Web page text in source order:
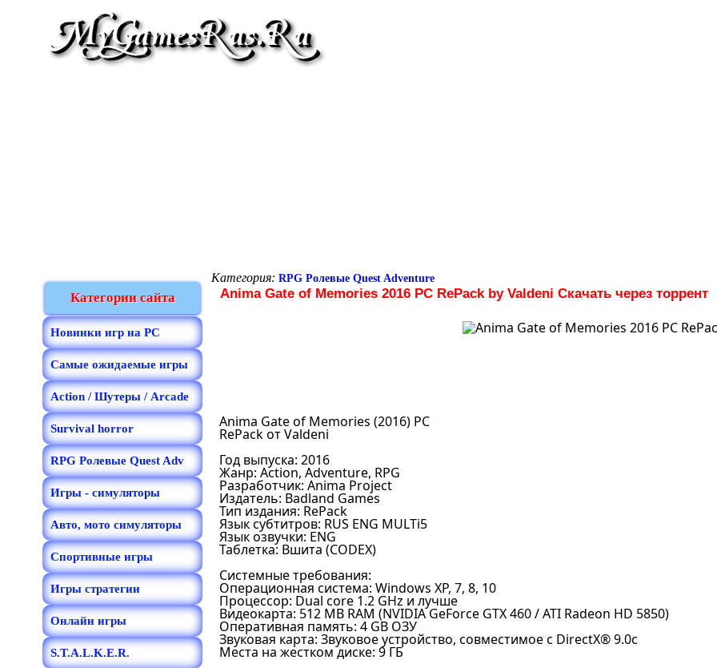
Категории сайта
Новинки игр на PC
Самые ожидаемые игры
Action / Шутеры / Arcade
Survival horror
RPG Ролевые Quest Adv
Игры - симуляторы
Авто, мото симуляторы
Спортивные игры
Игры стратегии
Онлайн игры
S.T.A.L.K.E.R.
Категория: RPG Ролевые Quest Adventure
Anima Gate of Memories 2016 PC RePack by Valdeni Скачать через торрент
Anima Gate of Memories (2016) PC
RePack от Valdeni
Год выпуска: 2016
Жанр: Action, Adventure, RPG
Разработчик: Anima Project
Издатель: Badland Games
Тип издания: RePack
Язык субтитров: RUS ENG MULTi5
Язык озвучки: ENG
Таблетка: Вшита (CODEX)
Системные требования:
Операционная система: Windows XP, 7, 8, 10
Процессор: Dual core 1.2 GHz и лучше
Видеокарта: 512 MB RAM (NVIDIA GeForce GTX 460 / ATI Radeon HD 5850)
Оперативная память: 4 GB ОЗУ
Звуковая карта: Звуковое устройство, совместимое с DirectX® 9.0с
Места на жестком диске: 9 ГБ